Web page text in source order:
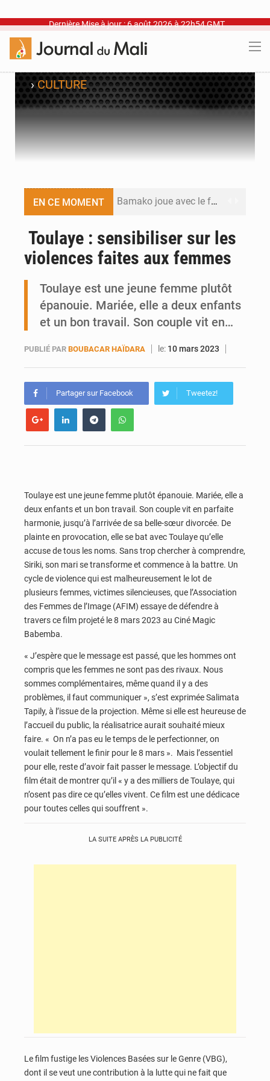
Dernière Mise à jour : 6 août 2026 à 22h54 GMT
›CULTURE
EN CE MOMENT Bamako joue avec le feu
Dr Abdrahamane Tamboura, économiste
AfroBasket U18 : Le Mali défend sa double couronne à Abidjan
Toulaye : sensibiliser sur les
violences faites aux femmes
Toulaye est une jeune femme plutôt
épanouie. Mariée, elle a deux enfants
et un bon travail. Son couple vit en…
PUBLIÉ PAR BOUBACAR HAÏDARA le: 10 mars 2023
Partager sur Facebook Tweetez!
Toulaye est une jeune femme plutôt épanouie. Mariée, elle a
deux enfants et un bon travail. Son couple vit en parfaite
harmonie, jusqu’à l’arrivée de sa belle-sœur divorcée. De
plainte en provocation, elle se bat avec Toulaye qu’elle
accuse de tous les noms. Sans trop chercher à comprendre,
Siriki, son mari se transforme et commence à la battre. Un
cycle de violence qui est malheureusement le lot de
plusieurs femmes, victimes silencieuses, que l’Association
des Femmes de l’Image (AFIM) essaye de défendre à
travers ce film projeté le 8 mars 2023 au Ciné Magic
Babemba.
« J’espère que le message est passé, que les hommes ont
compris que les femmes ne sont pas des rivaux. Nous
sommes complémentaires, même quand il y a des
problèmes, il faut communiquer », s’est exprimée Salimata
Tapily, à l’issue de la projection. Même si elle est heureuse de
l’accueil du public, la réalisatrice aurait souhaité mieux
faire. « On n’a pas eu le temps de le perfectionner, on
voulait tellement le finir pour le 8 mars ». Mais l’essentiel
pour elle, reste d’avoir fait passer le message. L’objectif du
film était de montrer qu’il « y a des milliers de Toulaye, qui
n’osent pas dire ce qu’elles vivent. Ce film est une dédicace
pour toutes celles qui souffrent ».
LA SUITE APRÈS LA PUBLICITÉ
Le film fustige les Violences Basées sur le Genre (VBG),
dont il se veut une contribution à la lutte qui ne fait que